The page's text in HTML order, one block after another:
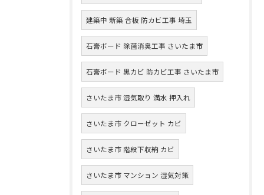
建築中 新築 合板 防カビ工事 埼玉
石膏ボード 除菌消臭工事 さいたま市
石膏ボード 黒カビ 防カビ工事 さいたま市
さいたま市 湿気取り 満水 押入れ
さいたま市 クローゼット カビ
さいたま市 階段下収納 カビ
さいたま市 マンション 湿気対策